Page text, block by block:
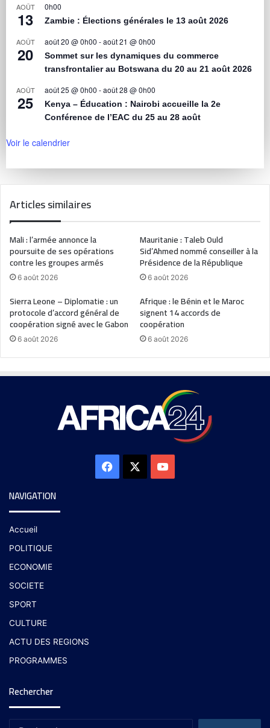
AOÛT
13
0h00
Zambie : Élections générales le 13 août 2026
AOÛT
20
août 20 @ 0h00 -août 21 @ 0h00
Sommet sur les dynamiques du commerce
transfrontalier au Botswana du 20 au 21 août 2026
AOÛT
25
août 25 @ 0h00 -août 28 @ 0h00
Kenya – Éducation : Nairobi accueille la 2e
Conférence de l’EAC du 25 au 28 août
Voir le calendrier
Articles similaires
Mali : l’armée annonce la
poursuite de ses opérations
contre les groupes armés
6 août 2026
Mauritanie : Taleb Ould
Sid’Ahmed nommé conseiller à la
Présidence de la République
6 août 2026
Sierra Leone – Diplomatie : un
protocole d’accord général de
coopération signé avec le Gabon
6 août 2026
Afrique : le Bénin et le Maroc
signent 14 accords de
coopération
6 août 2026
NAVIGATION
Accueil
POLITIQUE
ECONOMIE
SOCIETE
SPORT
CULTURE
ACTU DES REGIONS
PROGRAMMES
Rechercher